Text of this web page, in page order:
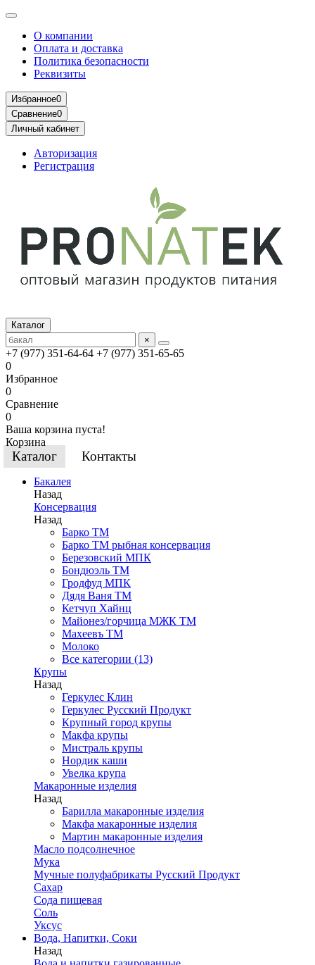
О компании
Оплата и доставка
Политика безопасности
Реквизиты
Избранное0
Сравнение0
Личный кабинет
Авторизация
Регистрация
Каталог
×
+7 (977) 351-64-64 +7 (977) 351-65-65
0
Избранное
0
Сравнение
0
Ваша корзина пуста!
Корзина
Каталог Контакты
Бакалея
Назад
Консервация
Назад
Барко ТМ
Барко ТМ рыбная консервация
Березовский МПК
Бондюэль ТМ
Гродфуд МПК
Дядя Ваня ТМ
Кетчуп Хайнц
Майонез/горчица МЖК ТМ
Махеевъ ТМ
Молоко
Все категории (13)
Крупы
Назад
Геркулес Клин
Геркулес Русский Продукт
Крупный город крупы
Макфа крупы
Мистраль крупы
Нордик каши
Увелка крупа
Макаронные изделия
Назад
Барилла макаронные изделия
Макфа макаронные изделия
Мартин макаронные изделия
Масло подсолнечное
Мука
Мучные полуфабрикаты Русский Продукт
Сахар
Сода пищевая
Соль
Уксус
Вода, Напитки, Соки
Назад